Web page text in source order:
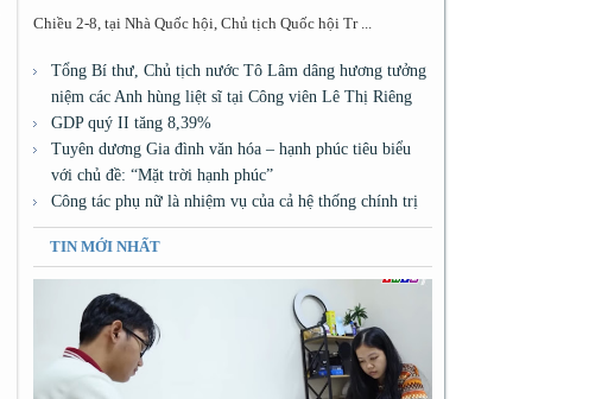
Chiều 2-8, tại Nhà Quốc hội, Chủ tịch Quốc hội Tr ...
Tổng Bí thư, Chủ tịch nước Tô Lâm dâng hương tưởng
niệm các Anh hùng liệt sĩ tại Công viên Lê Thị Riêng
GDP quý II tăng 8,39%
Tuyên dương Gia đình văn hóa – hạnh phúc tiêu biểu
với chủ đề: “Mặt trời hạnh phúc”
Công tác phụ nữ là nhiệm vụ của cả hệ thống chính trị
TIN MỚI NHẤT